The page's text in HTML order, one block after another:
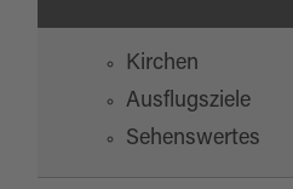
Kirchen
Ausflugsziele
Sehenswertes